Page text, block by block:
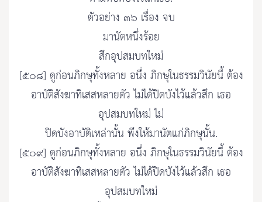
ตัวอย่าง ๓๖ เรื่อง จบ
มานัตหนึ่งร้อย
สึกอุปสมบทใหม่
[๕๐๘] ดูก่อนภิกษุทั้งหลาย อนึ่ง ภิกษุในธรรมวินัยนี้ ต้อง
อาบัติสังฆาทิเสสหลายตัว ไม่ได้ปิดบังไว้แล้วสึก เธอ
อุปสมบทใหม่ ไม่
ปิดบังอาบัติเหล่านั้น พึงให้มานัตแก่ภิกษุนั้น.
[๕๐๙] ดูก่อนภิกษุทั้งหลาย อนึ่ง ภิกษุในธรรมวินัยนี้ ต้อง
อาบัติสังฆาทิเสสหลายตัว ไม่ได้ปิดบังไว้แล้วสึก เธอ
อุปสมบทใหม่